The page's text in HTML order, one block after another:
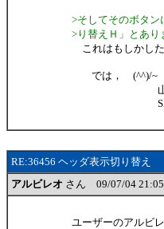
>そしてそのボタン
>り替えＨ」とあり
これはもしかした
では， (^^)/~
山紫水明
RE:36456 ヘッダ表示切り替え
アルビレオ さん 09/07/04 21:05
ユーザーのアルビレ